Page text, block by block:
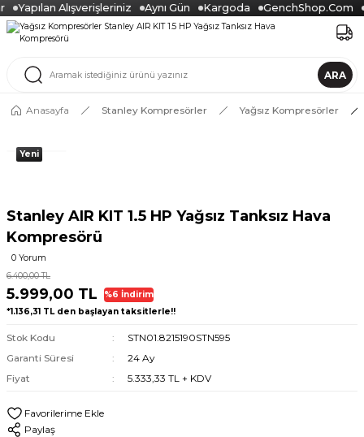
Yapılan Alışverişleriniz Aynı Gün Kargoda GenchShop.Com
ARA
Anasayfa Stanley Kompresörler Yağsız Kompresörler
Yeni
Stanley AIR KIT 1.5 HP Yağsız Tanksız Hava
Kompresörü
0 Yorum
6.400,00 TL
5.999,00 TL
%6 İndirim
*1.136,31 TL den başlayan taksitlerle!!
Stok Kodu
STN01.8215190STN595
Garanti Süresi
24 Ay
Fiyat
5.333,33 TL + KDV
Paylaş